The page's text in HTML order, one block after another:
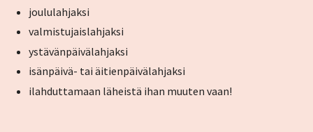
joululahjaksi
valmistujaislahjaksi
ystävänpäivälahjaksi
isänpäivä- tai äitienpäivälahjaksi
ilahduttamaan läheistä ihan muuten vaan!